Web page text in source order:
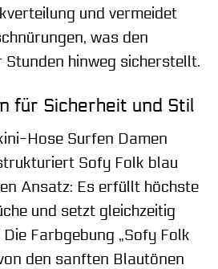
und vermeidet
was den
hinweg sicherstellt.
für Sicherheit und Stil
Hose Surfen Damen
Sofy Folk blau
Ansatz: Es erfüllt höchste
und setzt gleichzeitig
Farbgebung „Sofy Folk
den sanften Blautönen